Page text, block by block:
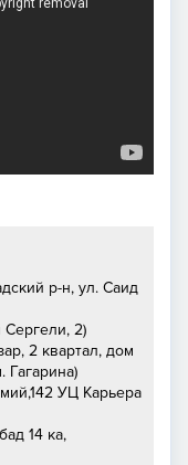
р-н, ул. Саид
Сергели, 2)
2 квартал, дом
Гагарина)
УЦ Карьера
14 ка,